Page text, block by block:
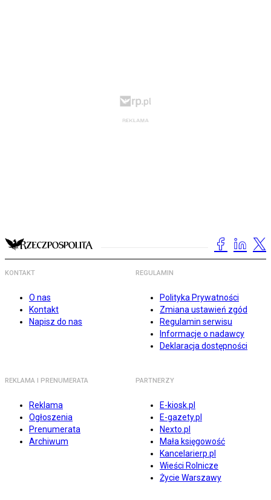
KONTAKT
O nas
Kontakt
Napisz do nas
REGULAMIN
Polityka Prywatności
Zmiana ustawień zgód
Regulamin serwisu
Informacje o nadawcy
Deklaracja dostępności
REKLAMA I PRENUMERATA
Reklama
Ogłoszenia
Prenumerata
Archiwum
PARTNERZY
E-kiosk.pl
E-gazety.pl
Nexto.pl
Mała księgowość
Kancelarierp.pl
Wieści Rolnicze
Życie Warszawy